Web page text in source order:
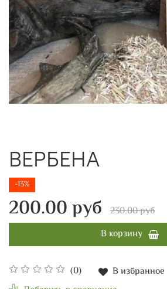
ВЕРБЕНА
(0)
В избранное
-13%
200.00 руб 230.00 руб
В корзину